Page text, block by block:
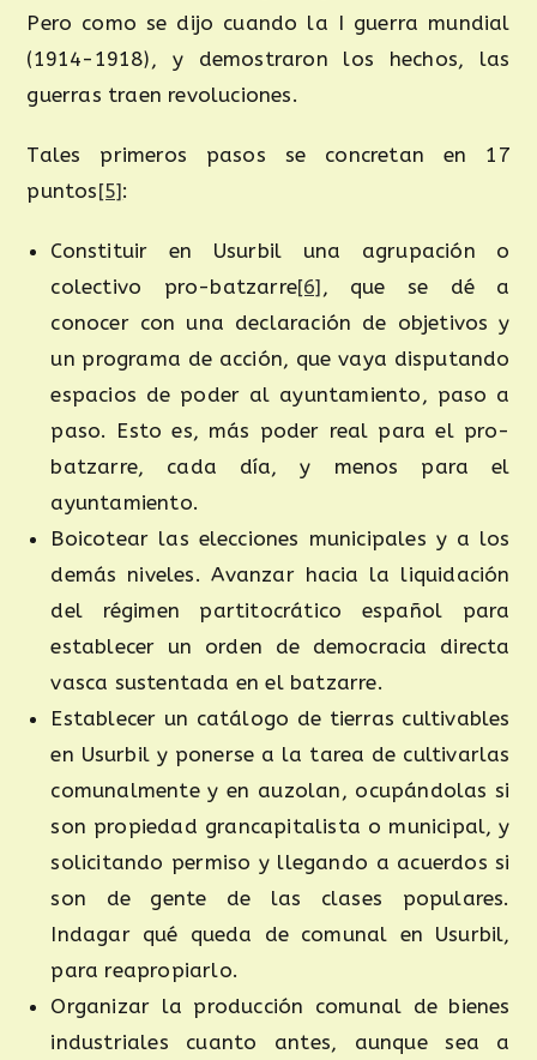
Pero como se dijo cuando la I guerra mundial
(1914-1918), y demostraron los hechos, las
guerras traen revoluciones.
Tales primeros pasos se concretan en 17
puntos[5]:
Constituir en Usurbil una agrupación o
colectivo pro-batzarre[6] , que se dé a
conocer con una declaración de objetivos y
un programa de acción, que vaya disputando
espacios de poder al ayuntamiento, paso a
paso. Esto es, más poder real para el pro-
batzarre, cada día, y menos para el
ayuntamiento.
Boicotear las elecciones municipales y a los
demás niveles. Avanzar hacia la liquidación
del régimen partitocrático español para
establecer un orden de democracia directa
vasca sustentada en el batzarre.
Establecer un catálogo de tierras cultivables
en Usurbil y ponerse a la tarea de cultivarlas
comunalmente y en auzolan, ocupándolas si
son propiedad grancapitalista o municipal, y
solicitando permiso y llegando a acuerdos si
son de gente de las clases populares.
Indagar qué queda de comunal en Usurbil,
para reapropiarlo.
Organizar la producción comunal de bienes
industriales cuanto antes, aunque sea a